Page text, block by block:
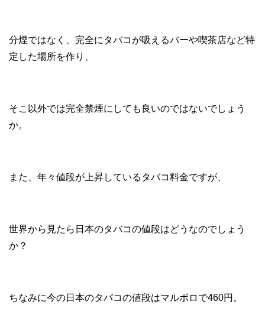
分煙ではなく、完全にタバコが吸えるバーや喫茶店など特
定した場所を作り、
そこ以外では完全禁煙にしても良いのではないでしょう
か。
また、年々値段が上昇しているタバコ料金ですが、
世界から見たら日本のタバコの値段はどうなのでしょう
か？
ちなみに今の日本のタバコの値段はマルボロで460円。